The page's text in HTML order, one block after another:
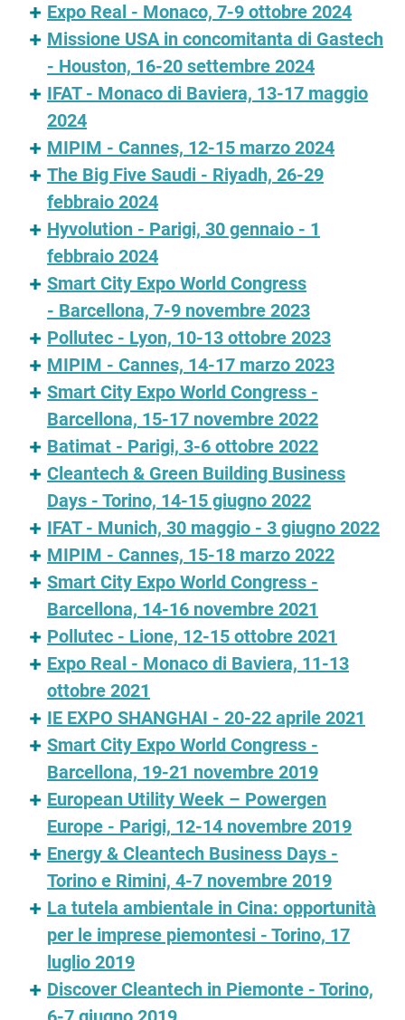
Expo Real - Monaco, 7-9 ottobre 2024
Missione USA in concomitanta di Gastech
- Houston, 16-20 settembre 2024
IFAT - Monaco di Baviera, 13-17 maggio
2024
MIPIM - Cannes, 12-15 marzo 2024
The Big Five Saudi - Riyadh, 26-29
febbraio 2024
Hyvolution - Parigi, 30 gennaio - 1
febbraio 2024
Smart City Expo World Congress
- Barcellona, 7-9 novembre 2023
Pollutec - Lyon, 10-13 ottobre 2023
MIPIM - Cannes, 14-17 marzo 2023
Smart City Expo World Congress -
Barcellona, 15-17 novembre 2022
Batimat - Parigi, 3-6 ottobre 2022
Cleantech & Green Building Business
Days - Torino, 14-15 giugno 2022
IFAT - Munich, 30 maggio - 3 giugno 2022
MIPIM - Cannes, 15-18 marzo 2022
Smart City Expo World Congress -
Barcellona, 14-16 novembre 2021
Pollutec - Lione, 12-15 ottobre 2021
Expo Real - Monaco di Baviera, 11-13
ottobre 2021
IE EXPO SHANGHAI - 20-22 aprile 2021
Smart City Expo World Congress -
Barcellona, 19-21 novembre 2019
European Utility Week – Powergen
Europe - Parigi, 12-14 novembre 2019
Energy & Cleantech Business Days -
Torino e Rimini, 4-7 novembre 2019
La tutela ambientale in Cina: opportunità
per le imprese piemontesi - Torino, 17
luglio 2019
Discover Cleantech in Piemonte - Torino,